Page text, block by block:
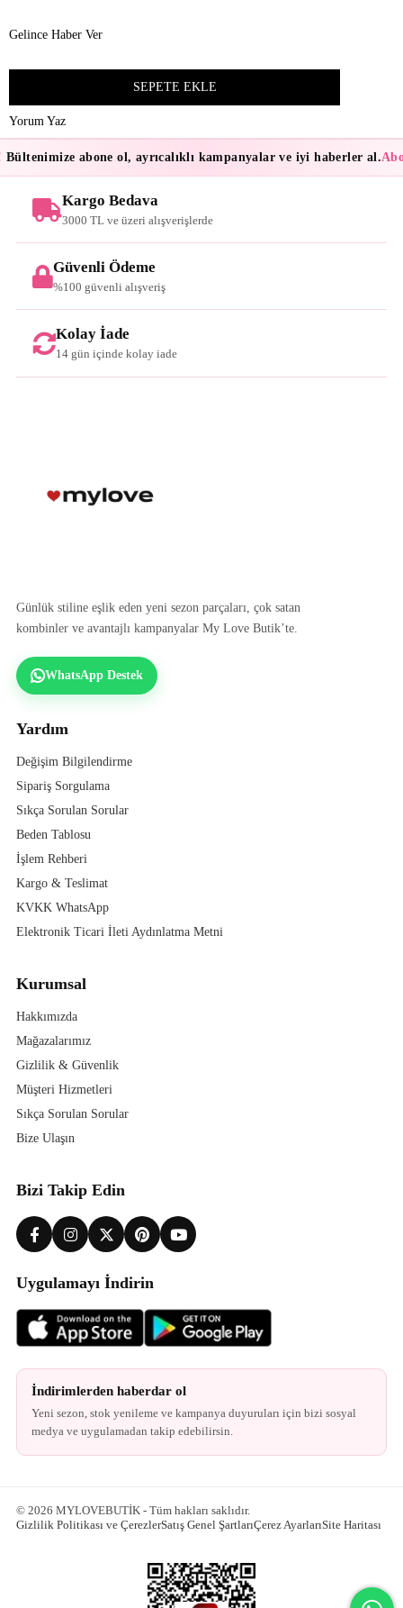
Gelince Haber Ver
Yorum Yaz
abone ol, ayrıcalıklı kampanyalar ve iyi haberler al.
Kargo Bedava
3000 TL ve üzeri alışverişlerde
Güvenli Ödeme
%100 güvenli alışveriş
Kolay İade
14 gün içinde kolay iade
Günlük stiline eşlik eden yeni sezon parçaları, çok satan
kombinler ve avantajlı kampanyalar My Love Butik’te.
WhatsApp Destek
Yardım
Değişim Bilgilendirme
Sipariş Sorgulama
Sıkça Sorulan Sorular
Beden Tablosu
İşlem Rehberi
Kargo & Teslimat
KVKK WhatsApp
Elektronik Ticari İleti Aydınlatma Metni
Kurumsal
Hakkımızda
Mağazalarımız
Gizlilik & Güvenlik
Müşteri Hizmetleri
Sıkça Sorulan Sorular
Bize Ulaşın
Bizi Takip Edin
Uygulamayı İndirin
İndirimlerden haberdar ol
Yeni sezon, stok yenileme ve kampanya duyuruları için bizi sosyal
medya ve uygulamadan takip edebilirsin.
© 2026 MYLOVEBUTİK - Tüm hakları saklıdır.
Gizlilik Politikası ve ÇerezlerSatış Genel ŞartlarıÇerez AyarlarıSite Haritası